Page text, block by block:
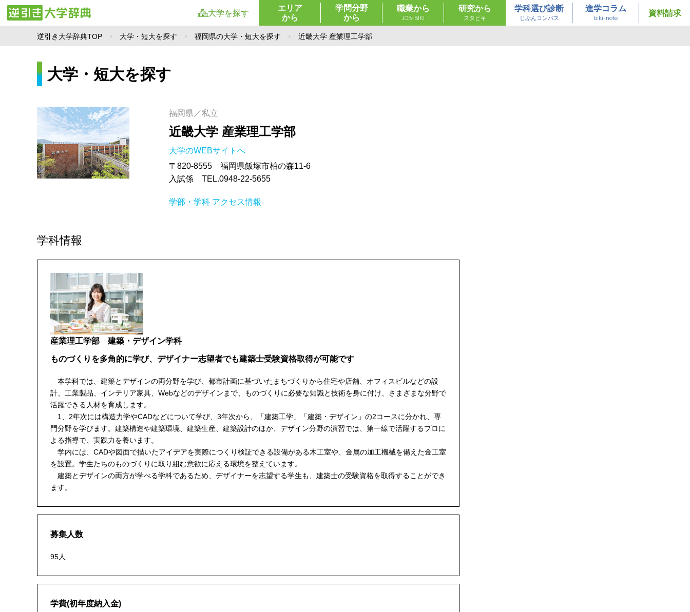
大学を探す
エリア
から
学問分野
から
職業から
JOB-BIKI
研究から
スタビキ
学科選び診断
じぶんコンパス
進学コラム
biki-note
資料請求
逆引き大学辞典TOP 大学・短大を探す 福岡県の大学・短大を探す 近畿大学 産業理工学部
大学・短大を探す
福岡県／私立
近畿大学 産業理工学部
大学のWEBサイトへ
〒820-8555 福岡県飯塚市柏の森11-6
入試係 TEL.0948-22-5655
学部・学科 アクセス情報
学科情報
産業理工学部 建築・デザイン学科
ものづくりを多角的に学び、デザイナー志望者でも建築士受験資格取得が可能です
本学科では、建築とデザインの両分野を学び、都市計画に基づいたまちづくりから住宅や店舗、オフィスビルなどの設
計、工業製品、インテリア家具、Webなどのデザインまで、ものづくりに必要な知識と技術を身に付け、さまざまな分野で
活躍できる人材を育成します。
1、2年次には構造力学やCADなどについて学び、3年次から、「建築工学」「建築・デザイン」の2コースに分かれ、専
門分野を学びます。建築構造や建築環境、建築生産、建築設計のほか、デザイン分野の演習では、第一線で活躍するプロに
よる指導で、実践力を養います。
学内には、CADや図面で描いたアイデアを実際につくり検証できる設備がある木工室や、金属の加工機械を備えた金工室
を設置。学生たちのものづくりに取り組む意欲に応える環境を整えています。
建築とデザインの両方が学べる学科であるため、デザイナーを志望する学生も、建築士の受験資格を取得することができ
ます。
募集人数
95人
学費(初年度納入金)